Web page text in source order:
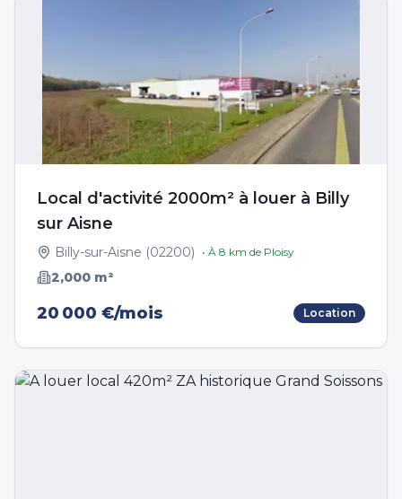
Local d'activité 2000m² à louer à Billy
sur Aisne
Billy-sur-Aisne (02200) • À 8 km de Ploisy
2,000 m²
20 000 €/mois Location